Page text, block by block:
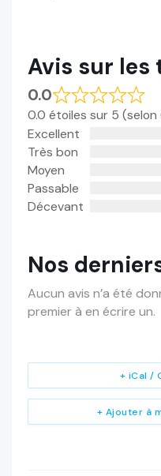
Avis sur les
0.0
0.0 étoiles sur 5 (selon
Excellent
Très bon
Moyen
Passable
Décevant
Nos
Aucun avis n’a été
premier à en écrire un.
+ Ajouter à
+ iCal /